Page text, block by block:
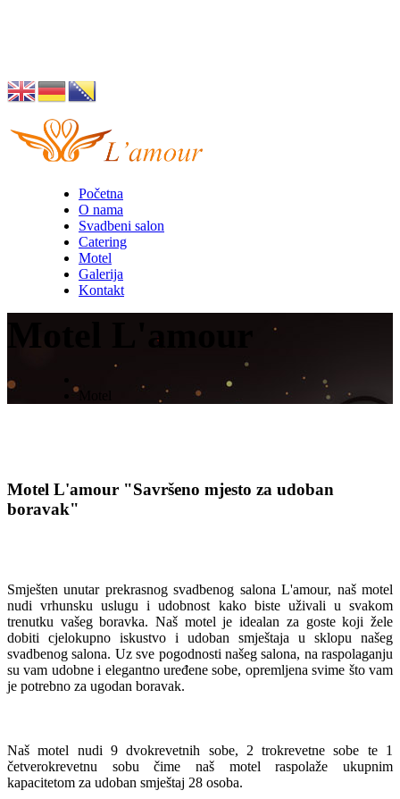
Početna
O nama
Svadbeni salon
Catering
Motel
Galerija
Kontakt
Motel L'amour
Motel L'amour "Savršeno mjesto za udoban
boravak"
Smješten unutar prekrasnog svadbenog salona L'amour, naš motel
nudi vrhunsku uslugu i udobnost kako biste uživali u svakom
trenutku vašeg boravka. Naš motel je idealan za goste koji žele
dobiti cjelokupno iskustvo i udoban smještaja u sklopu našeg
svadbenog salona. Uz sve pogodnosti našeg salona, na raspolaganju
su vam udobne i elegantno uređene sobe, opremljena svime što vam
je potrebno za ugodan boravak.
Naš motel nudi 9 dvokrevetnih sobe, 2 trokrevetne sobe te 1
četverokrevetnu sobu čime naš motel raspolaže ukupnim
kapacitetom za udoban smještaj 28 osoba.